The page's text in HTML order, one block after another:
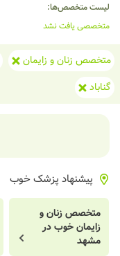
لیست متخصص‌ها:
متخصصی یافت نشد
متخصص زنان و زایمان
گناباد
پیشنهاد پزشک خوب
متخصص زنان و
زایمان خوب در
مشهد